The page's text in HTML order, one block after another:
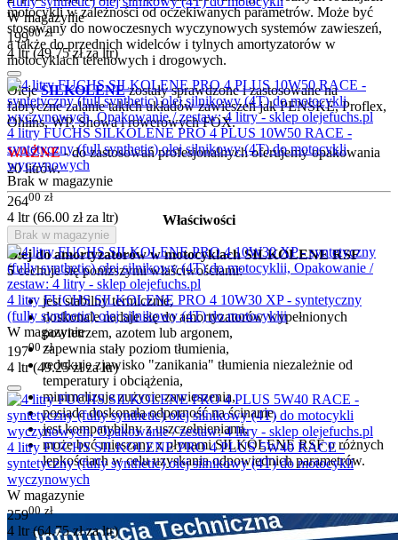
motocykli w zależności od oczekiwanych parametrów. Może być
stosowany do nowoczesnych wyczynowych systemów zawieszeń,
a także do przednich widelców i tylnych amortyzatorów w
motocyklach terenowych i drogowych.
OlejeSILKOLENEzostały sprawdzone i zastosowane na
fabryczne zalanie takich układów zawieszeń jak PENSKE, Proflex,
Ohlins, WP, Showa i rowerowych FOX.
WAŻNE- do zastosowań profesjonalnych oferujemy opakowania
20 litrów.
Właściwości
Olej do amortyzatorów w motocyklach SILKOLENE RSF
5cechuje się poniższymi właściwościami:
jest stabilny termicznie,
doskonale nadaje się do amortyzatorów wypełnionych
powietrzem, azotem lub argonem,
zapewnia stały poziom tłumienia,
redukuje zjawisko "zanikania" tłumienia niezależnie od
temperatury i obciążenia,
minimalizuje zużycie zawieszenia,
posiada doskonałą odporność na ścinanie,
jest kompatybilny z uszczelnieniami,
może być mieszany z płynami SILKOLENE RSF o różnych
lepkościach w celu uzyskania odpowiednich parametrów.
W magazynie
19900 zł
4 ltr (49.75złza ltr)
4 litry FUCHS SILKOLENE PRO 4 PLUS 10W50 RACE -
syntetyczny (full synthetic) olej silnikowy (4T) do motocykli
wyczynowych
Brak w magazynie
26400 zł
4 ltr (66.00 złza ltr)
Brak w magazynie
4 litry FUCHS SILKOLENE PRO 4 10W30 XP - syntetyczny
(fully synthetic) olej silnikowy (4T) do motocyklii
W magazynie
19700 zł
4 ltr (49.25złza ltr)
4 litry FUCHS SILKOLENE PRO 4 PLUS 5W40 RACE -
syntetyczny (fully synthetic) olej silnikowy (4T) do motocykli
wyczynowych
W magazynie
25900 zł
4 ltr (64.75złza ltr)